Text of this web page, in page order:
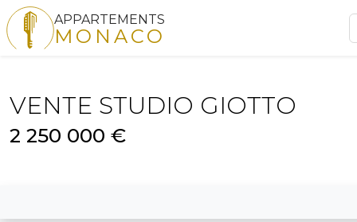
APPARTEMENTS
MONACO
VENTE STUDIO GIOTTO
2 250 000 €